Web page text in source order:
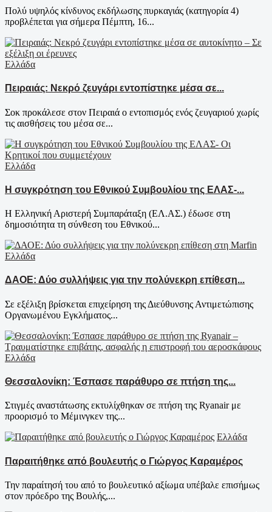
Πολύ υψηλός κίνδυνος εκδήλωσης πυρκαγιάς (κατηγορία 4)
προβλέπεται για σήμερα Πέμπτη, 16...
Ελλάδα
Πειραιάς: Νεκρό ζευγάρι εντοπίστηκε μέσα σε...
Σοκ προκάλεσε στον Πειραιά ο εντοπισμός ενός ζευγαριού χωρίς
τις αισθήσεις του μέσα σε...
Ελλάδα
Η συγκρότηση του Εθνικού Συμβουλίου της ΕΛΑΣ-...
Η Ελληνική Αριστερή Συμπαράταξη (ΕΛ.ΑΣ.) έδωσε στη
δημοσιότητα τη σύνθεση του Εθνικού...
Ελλάδα
ΔΑΟΕ: Δύο συλλήψεις για την πολύνεκρη επίθεση...
Σε εξέλιξη βρίσκεται επιχείρηση της Διεύθυνσης Αντιμετώπισης
Οργανωμένου Εγκλήματος...
Ελλάδα
Θεσσαλονίκη: Έσπασε παράθυρο σε πτήση της...
Στιγμές αναστάτωσης εκτυλίχθηκαν σε πτήση της Ryanair με
προορισμό το Μέμινγκεν της...
Ελλάδα
Παραιτήθηκε από βουλευτής ο Γιώργος Καραμέρος
Την παραίτησή του από το βουλευτικό αξίωμα υπέβαλε επισήμως
στον πρόεδρο της Βουλής,...